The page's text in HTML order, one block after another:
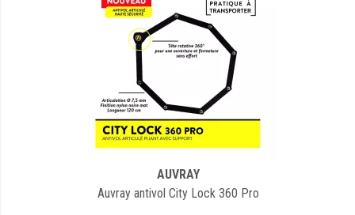
AUVRAY
Auvray antivol City Lock 360 Pro